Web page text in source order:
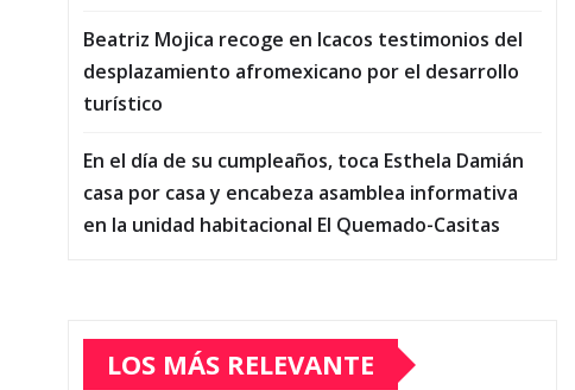
Beatriz Mojica recoge en Icacos testimonios del
desplazamiento afromexicano por el desarrollo
turístico
En el día de su cumpleaños, toca Esthela Damián
casa por casa y encabeza asamblea informativa
en la unidad habitacional El Quemado-Casitas
LOS MÁS RELEVANTE